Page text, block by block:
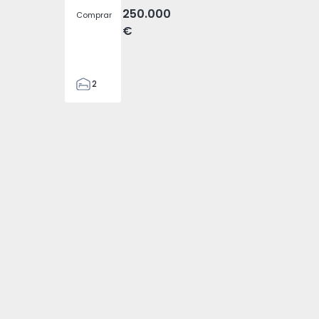
Comprar
250.000
€
2